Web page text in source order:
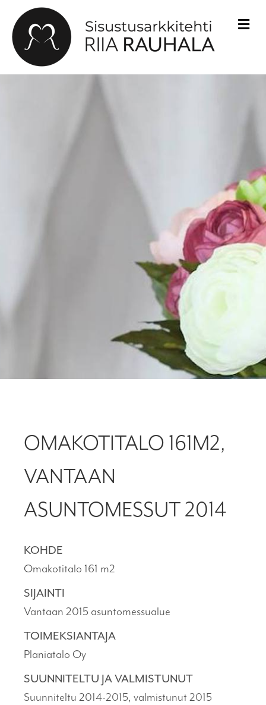
V
A
K
OMAKOTITALO 161M2,
VANTAAN
ASUNTOMESSUT 2014
KOHDE
Omakotitalo 161 m2
SIJAINTI
Vantaan 2015 asuntomessualue
TOIMEKSIANTAJA
Planiatalo Oy
SUUNNITELTU JA VALMISTUNUT
Suunniteltu 2014-2015, valmistunut 2015